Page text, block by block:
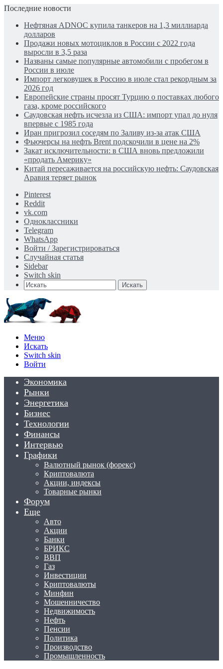
Последние новости
Нефтяная ADNOC купила танкеров на 1,3 миллиарда
долларов
Продажи новых мотоциклов в России с 2022 года
выросли в 3,5 раза
Названы самые популярные автомобили с пробегом в
России в июле
Импорт легковушек в Россию в июле стал рекордным за
2026 год
Европейские страны просят Турцию о поставках любого
газа, кроме российского
Саудовская нефть исчезла из США: импорт упал до нуля
впервые с 1985 года
Иран пригрозил соседям по Заливу из-за атак США
Фьючерсы на нефть Brent подскочили в цене на 2%
Закат исключительности: в США вновь предложили
«продать Америку»
Китай пересаживается на российскую нефть: Саудовская
Аравия теряет рынок
Pinterest
Reddit
vk.com
Одноклассники
Telegram
WhatsApp
Войти / Зарегистрироваться
Случайная статья
Sidebar
Switch skin
Искать
Меню
Искать
Switch skin
Войти
Экономика
Рынки
Энергетика
Бизнес
Технологии
Финансы
Интервью
Графики
Валютный рынок (форекс)
Криптовалюта
Акции, индексы
Товарные рынки
Форум
Еще
Авто
Акции
Банки
БРИКС
ВВП
Газ
Инвестиции
Криптовалюты
Минфин
Мошенничество
Недвижимость
Нефть
Пенсии
Политика
Производство
Промышленность